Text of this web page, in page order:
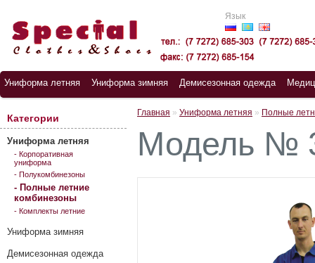
Язык
Униформа летняя Униформа зимняя Демисезонная одежда
Категории
Униформа летняя
- Корпоративная
униформа
- Полукомбинезоны
- Полные летние
комбинезоны
- Комплекты летние
Униформа зимняя
Демисезонная одежда
Главная » Униформа летняя » Полные
Модель №